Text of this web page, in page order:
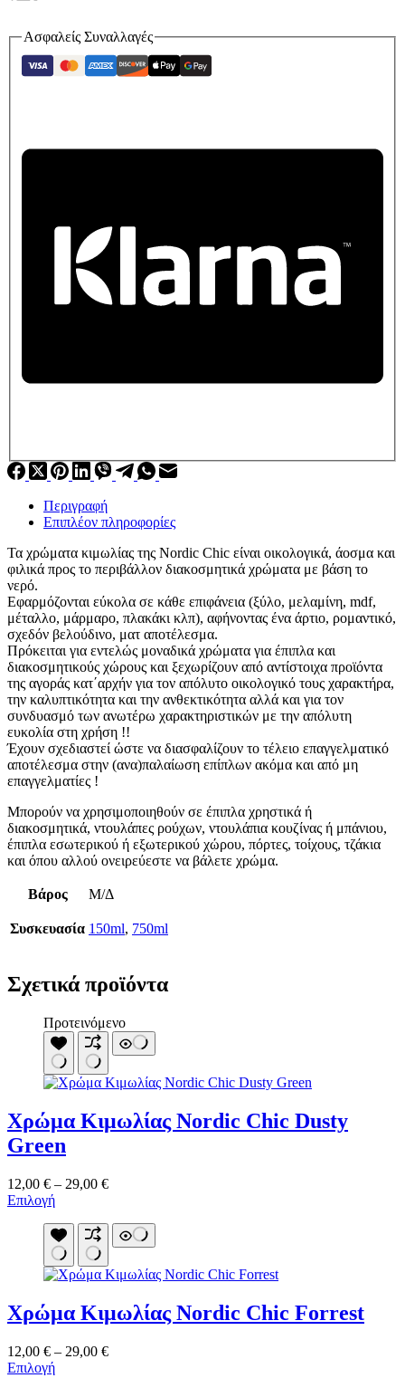
Ασφαλείς Συναλλαγές
Περιγραφή
Επιπλέον πληροφορίες
Τα χρώματα κιμωλίας της Nordic Chic είναι οικολογικά, άοσμα και
φιλικά προς το περιβάλλον διακοσμητικά χρώματα με βάση το
νερό.
Εφαρμόζονται εύκολα σε κάθε επιφάνεια (ξύλο, μελαμίνη, mdf,
μέταλλο, μάρμαρο, πλακάκι κλπ), αφήνοντας ένα άρτιο, ρομαντικό,
σχεδόν βελούδινο, ματ αποτέλεσμα.
Πρόκειται για εντελώς μοναδικά χρώματα για έπιπλα και
διακοσμητικούς χώρους και ξεχωρίζουν από αντίστοιχα προϊόντα
της αγοράς κατ΄αρχήν για τον απόλυτο οικολογικό τους χαρακτήρα,
την καλυπτικότητα και την ανθεκτικότητα αλλά και για τον
συνδυασμό των ανωτέρω χαρακτηριστικών με την απόλυτη
ευκολία στη χρήση !!
Έχουν σχεδιαστεί ώστε να διασφαλίζουν το τέλειο επαγγελματικό
αποτέλεσμα στην (ανα)παλαίωση επίπλων ακόμα και από μη
επαγγελματίες !
Μπορούν να χρησιμοποιηθούν σε έπιπλα χρηστικά ή
διακοσμητικά, ντουλάπες ρούχων, ντουλάπια κουζίνας ή μπάνιου,
έπιπλα εσωτερικού ή εξωτερικού χώρου, πόρτες, τοίχους, τζάκια
και όπου αλλού ονειρεύεστε να βάλετε χρώμα.
Βάρος Μ/Δ
Συσκευασία 150ml, 750ml
Σχετικά προϊόντα
Προτεινόμενο
Χρώμα Κιμωλίας Nordic Chic Dusty
Green
12,00 € – 29,00 €Price
through
29,00 €
ΕπιλογήΑυτό
προϊόν
έχει
πολλαπλές
παραλλαγές.
επιλογές
μπορούν
να
επιλεγούν
Χρώμα Κιμωλίας Nordic Chic Forrest
12,00 € – 29,00 €Price
ΕπιλογήΑυτό